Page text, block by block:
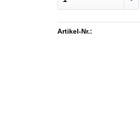
Artikel-Nr.: